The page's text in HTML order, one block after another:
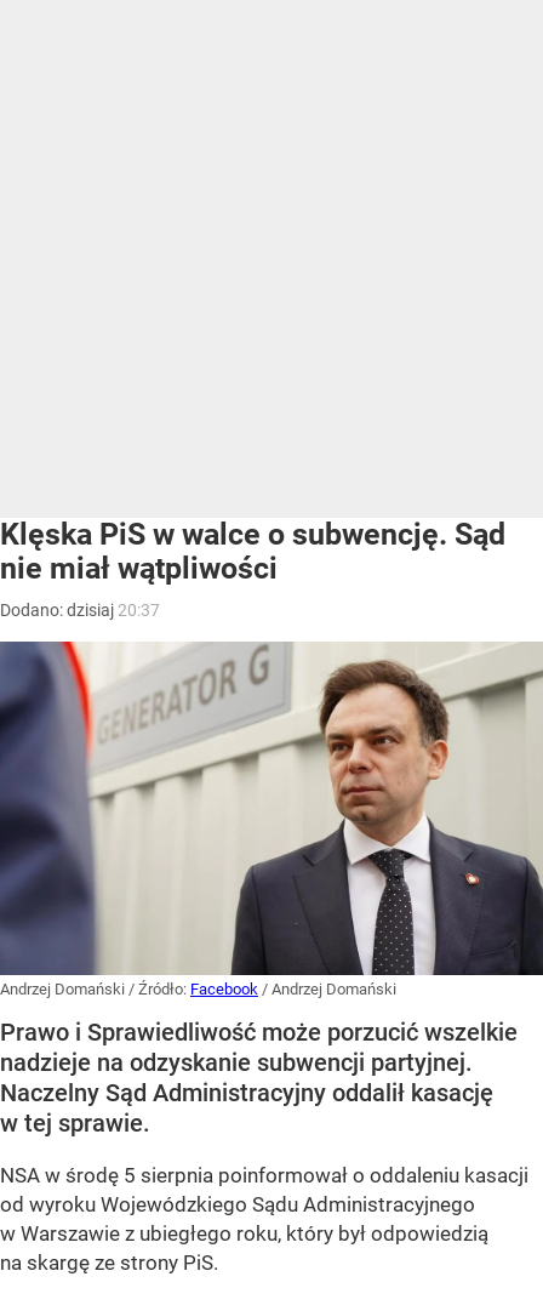
Klęska PiS w walce o subwencję. Sąd
nie miał wątpliwości
Dodano:dzisiaj 20:37
Andrzej Domański / Źródło: Facebook / Andrzej Domański
Prawo i Sprawiedliwość może porzucić wszelkie
nadzieje na odzyskanie subwencji partyjnej.
Naczelny Sąd Administracyjny oddalił kasację
w tej sprawie.
NSA w środę 5 sierpnia poinformował o oddaleniu kasacji
od wyroku Wojewódzkiego Sądu Administracyjnego
w Warszawie z ubiegłego roku, który był odpowiedzią
na skargę ze strony PiS.